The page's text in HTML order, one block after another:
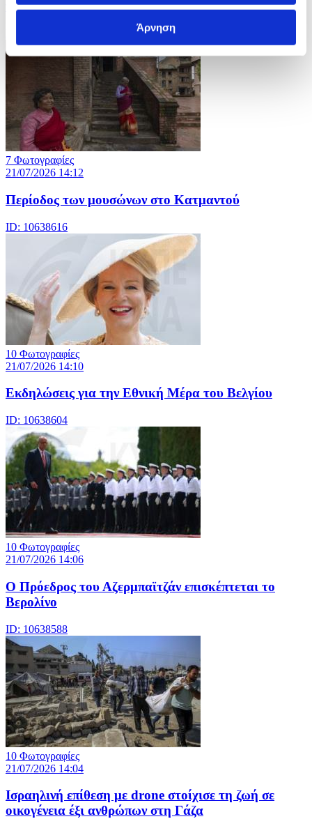
Άρνηση
ναρκωτικών ουσιών
7 Φωτογραφίες
21/07/2026 14:12
Περίοδος των μουσώνων στο Κατμαντού
ID: 10638616
10 Φωτογραφίες
21/07/2026 14:10
Eκδηλώσεις για την Εθνική Μέρα του Βελγίου
ID: 10638604
10 Φωτογραφίες
21/07/2026 14:06
Ο Πρόεδρος του Αζερμπαϊτζάν επισκέπτεται το
Βερολίνο
ID: 10638588
10 Φωτογραφίες
21/07/2026 14:04
Iσραηλινή επίθεση με drone στοίχισε τη ζωή σε
οικογένεια έξι ανθρώπων στη Γάζα